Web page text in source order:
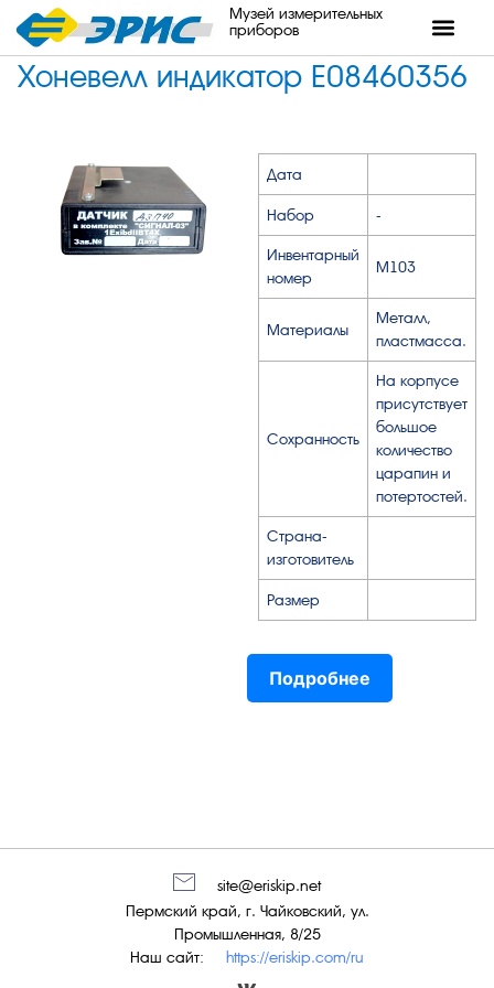
Музей измерительных
приборов
Хоневелл индикатор Е08460356
Дата
Набор -
Инвентарный
номер
М103
Материалы
Металл,
пластмасса.
Сохранность
На корпусе
присутствует
большое
количество
царапин и
потертостей.
Страна-
изготовитель
Размер
Подробнее
Наш сайт: https://eriskip.com/ru
Пермский край, г. Чайковский, ул.
Промышленная, 8/25
site@eriskip.net